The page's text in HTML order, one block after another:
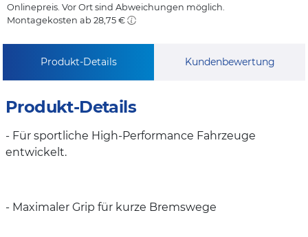
Onlinepreis. Vor Ort sind Abweichungen möglich.
Montagekosten ab 28,75 €
Produkt-Details Kundenbewertung
Produkt-Details
- Für sportliche High-Performance Fahrzeuge
entwickelt.
- Maximaler Grip für kurze Bremswege